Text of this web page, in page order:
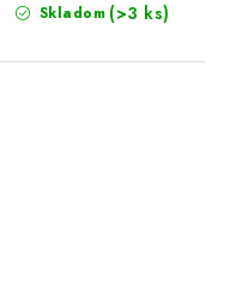
Skladom (>3 ks)